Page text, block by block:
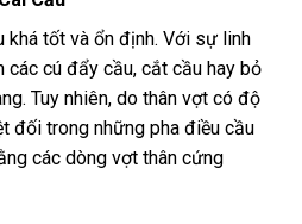
khá tốt và ổn định. Với sự linh
các cú đẩy cầu, cắt cầu hay bỏ
Tuy nhiên, do thân vợt có độ
đối trong những pha điều cầu
các dòng vợt thân cứng